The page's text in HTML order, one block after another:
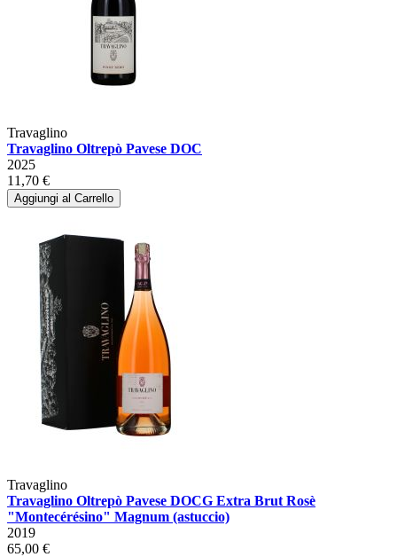
Travaglino
Travaglino Oltrepò Pavese DOC
2025
11,70 €
Aggiungi al Carrello
Travaglino
Travaglino Oltrepò Pavese DOCG Extra Brut Rosè
"Montecérésino" Magnum (astuccio)
2019
65,00 €